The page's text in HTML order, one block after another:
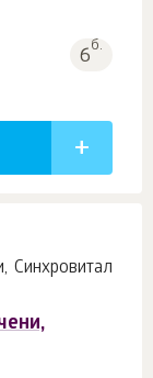
6б.